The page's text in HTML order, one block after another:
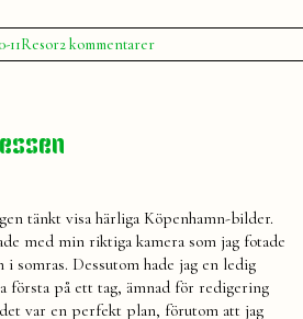
11Publicerat
i
ResorEtiketter:
köpenhamn,
2 kommentarertill
Hej
tänkt visa härliga Köpenhamn-bilder.
med min riktiga kamera som jag fotade
somras. Dessutom hade jag en ledig
första på ett tag, ämnad för redigering
var en perfekt plan, förutom att jag